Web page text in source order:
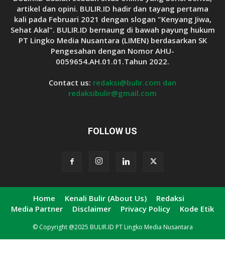
artikel dan opini. BULIR.ID hadir dan tayang pertama
kali pada Februari 2021 dengan slogan "Kenyang Jiwa,
Sehat Akal". BULIR.ID bernaung di bawah payung hukum
PT Lingko Media Nusantara (LIMEN) berdasarkan SK
Pengesahan dengan Nomor AHU-
0059654.AH.01.01.Tahun 2022.
Contact us: redaksi@bulir.com dan
redaksibulir@gmail.com
FOLLOW US
Home Kenali Bulir (About Us)
Redaksi
Media Partner
Disclaimer Privacy Policy Kode Etik
© Copyright @2025 BULIR.ID PT Lingko Media Nusantara